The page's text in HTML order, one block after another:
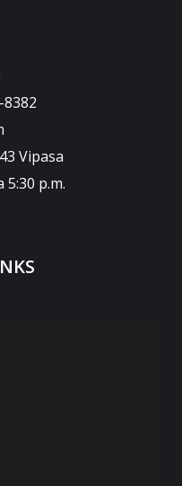
Vipasa
5:30 p.m.